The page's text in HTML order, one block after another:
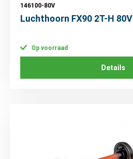
146100-80V
Luchthoorn FX90 2T-H 80V
Op voorraad
Details